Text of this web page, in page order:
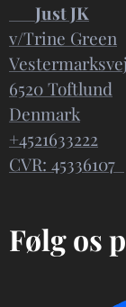
Just JK
v/Trine Green
6520 Toftlund
Denmark
+4521633222
CVR: 45336107
Følg os